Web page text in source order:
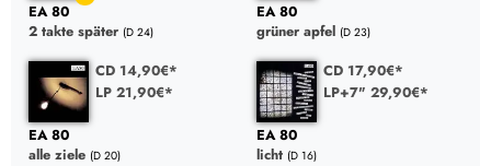
EA 80
2 takte später (D 24)
EA 80
grüner apfel (D 23)
CD 14,90€*
LP 21,90€*
EA 80
alle ziele (D 20)
CD 17,90€*
LP+7" 29,90€*
EA 80
licht (D 16)